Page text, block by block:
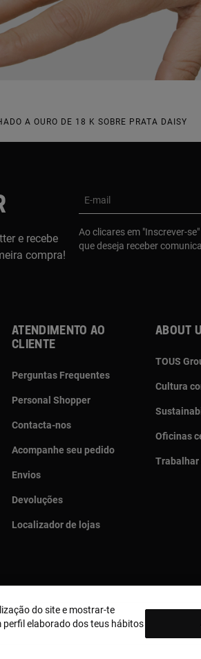
A OURO DE 18 K SOBRE PRATA DAISY
e recebe
compra!
E-mail
Ao clicares em "Inscrever-
que deseja receber
Atendimento ao
cliente
Perguntas Frequentes
Personal Shopper
Contacta-nos
Acompanhe seu pedido
Envios
Devoluções
Localizador de lojas
About
TOUS
Cultura
Oficinas
Trabalhar
País e moeda:Portugal
do site e mostrar-te
elaborado dos teus hábitos